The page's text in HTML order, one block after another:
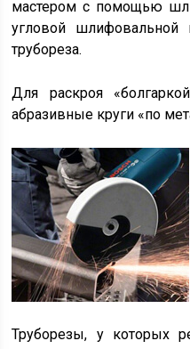
мастером с помощью
угловой
трубореза.
Для раскроя
абразивные круги «по
Труборезы, у которых